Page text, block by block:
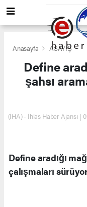
Anasayfa ASAYİŞ
Define
şahsı
(İHA) - İhlas Haber Ajansı |
Define aradığı
çalışmaları